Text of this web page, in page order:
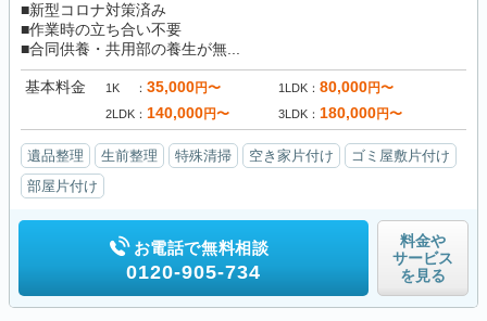
■新型コロナ対策済み
■作業時の立ち合い不要
■合同供養・共用部の養生が無...
基本料金 1K 35,000円〜 1LDK 80,000円〜
2LDK 140,000円〜 3LDK 180,000円〜
遺品整理 生前整理 特殊清掃 空き家片付け
ゴミ屋敷片付け
部屋片付け
お電話で無料相談
0120-905-734
料金や
サービス
を見る